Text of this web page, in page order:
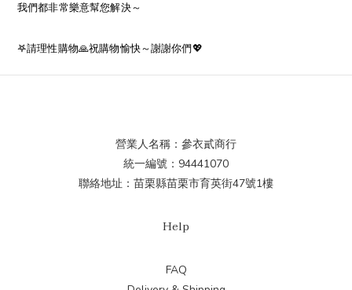
我們都非常樂意幫您解決～
𖤐請理性購物🙏祝購物愉快～謝謝你們💖
營業人名稱：參衣貳商行
統一編號：94441070
聯絡地址：苗栗縣苗栗市育英街47號1樓
Help
FAQ